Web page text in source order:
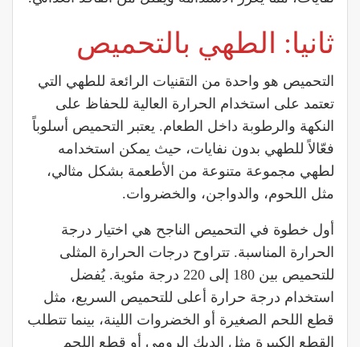
ثانيا: الطهي بالتحميص
التحميص هو واحدة من التقنيات الرائعة للطهي التي
تعتمد على استخدام الحرارة العالية للحفاظ على
النكهة والرطوبة داخل الطعام. يعتبر التحميص أسلوباً
فعّالاً للطهي بدون نفايات، حيث يمكن استخدامه
لطهي مجموعة متنوعة من الأطعمة بشكل مثالي،
مثل اللحوم، والدواجن، والخضروات.
أول خطوة في التحميص الناجح هي اختيار درجة
الحرارة المناسبة. تتراوح درجات الحرارة المثلى
للتحميص بين 180 إلى 220 درجة مئوية. يُفضل
استخدام درجة حرارة أعلى للتحميص السريع، مثل
قطع اللحم الصغيرة أو الخضروات اللينة، بينما تتطلب
القطع الكبيرة مثل الديك الرومي أو قطع اللحم